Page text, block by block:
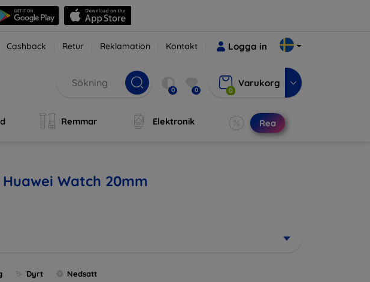
Cashback Retur Reklamation Kontakt Logga in
0 0 0
Varukorg
Remmar Elektronik Rea
Watch 20mm
Dyrt Nedsatt